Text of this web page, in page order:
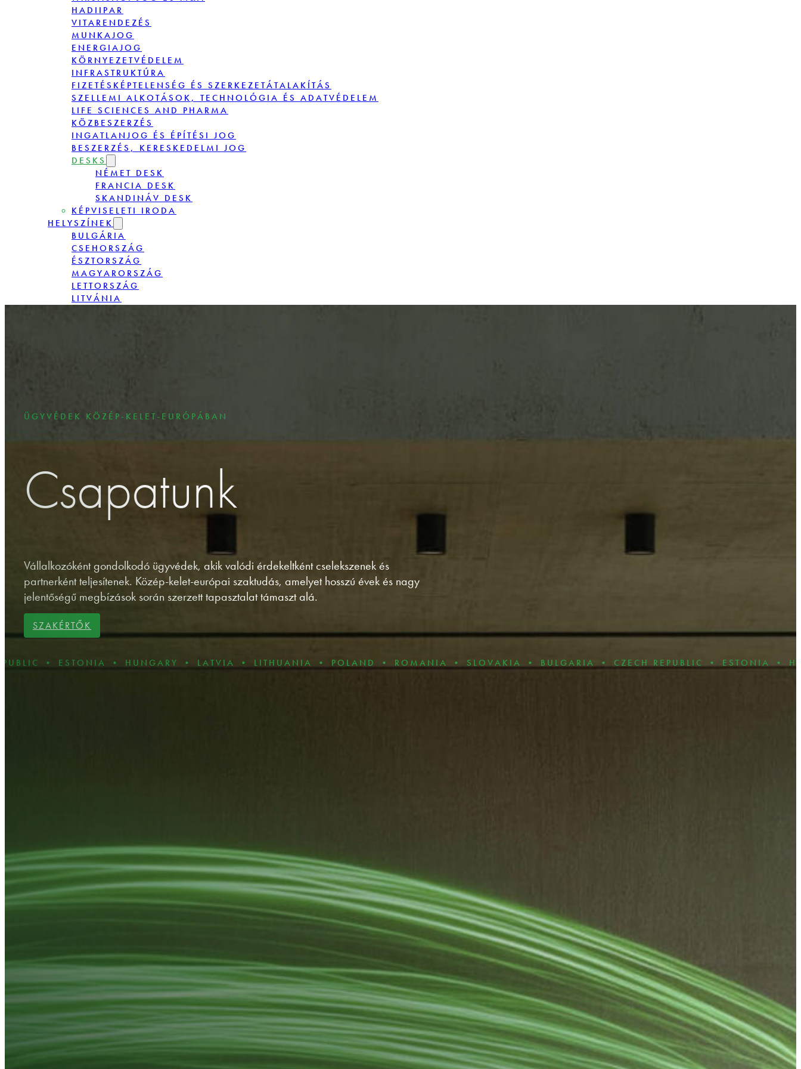
HADIIPAR
VITARENDEZÉS
MUNKAJOG
ENERGIAJOG
KÖRNYEZETVÉDELEM
INFRASTRUKTÚRA
FIZETÉSKÉPTELENSÉG ÉS SZERKEZETÁTALAKÍTÁS
SZELLEMI ALKOTÁSOK, TECHNOLÓGIA ÉS ADATVÉDELEM
LIFE SCIENCES AND PHARMA
KÖZBESZERZÉS
INGATLANJOG ÉS ÉPÍTÉSI JOG
BESZERZÉS, KERESKEDELMI JOG
DESKS
NÉMET DESK
FRANCIA DESK
SKANDINÁV DESK
KÉPVISELETI IRODA
HELYSZÍNEK
BULGÁRIA
CSEHORSZÁG
ÉSZTORSZÁG
MAGYARORSZÁG
LETTORSZÁG
LITVÁNIA
ÜGYVÉDEK KÖZÉP-KELET-EURÓPÁBAN
Csapatunk
Vállalkozóként gondolkodó ügyvédek, akik valódi érdekeltként cselekszenek és
partnerként teljesítenek. Közép-kelet-európai szaktudás, amelyet hosszú évek és nagy
jelentőségű megbízások során szerzett tapasztalat támaszt alá.
SZAKÉRTŐK
ESTONIA • HUNGARY • LATVIA • LITHUANIA • POLAND • ROMANIA • SLOVAKIA • BULGARIA • CZECH REPUBLIC • ESTONIA •